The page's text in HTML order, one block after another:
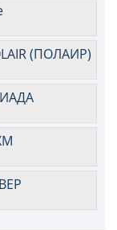
(ПОЛАИР)